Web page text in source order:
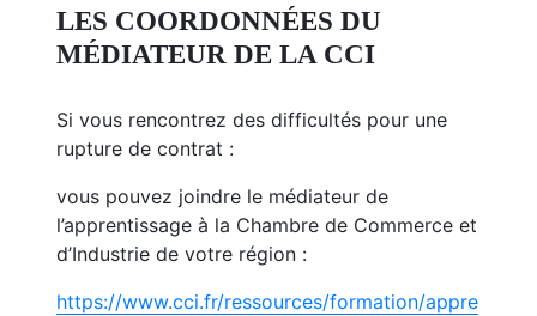
LES COORDONNÉES DU
MÉDIATEUR DE LA CCI
Si vous rencontrez des difficultés pour une
rupture de contrat :
vous pouvez joindre le médiateur de
l’apprentissage à la Chambre de Commerce et
d’Industrie de votre région :
https://www.cci.fr/ressources/formation/appre